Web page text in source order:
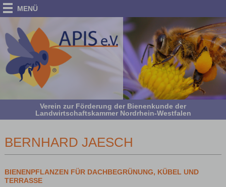
MENÜ
Verein zur Förderung der Bienenkunde der
Landwirtschaftskammer Nordrhein-Westfalen
BERNHARD JAESCH
BIENENPFLANZEN FÜR DACHBEGRÜNUNG, KÜBEL UND
TERRASSE